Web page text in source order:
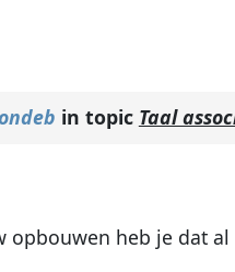
in topic Taal
opbouwen heb je dat al